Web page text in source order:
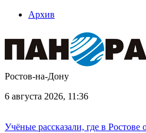
Архив
Ростов-на-Дону
6 августа 2026, 11:36
Учёные рассказали, где в Ростове